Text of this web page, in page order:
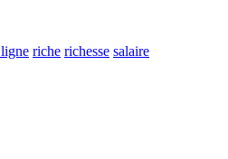
riche richesse salaire